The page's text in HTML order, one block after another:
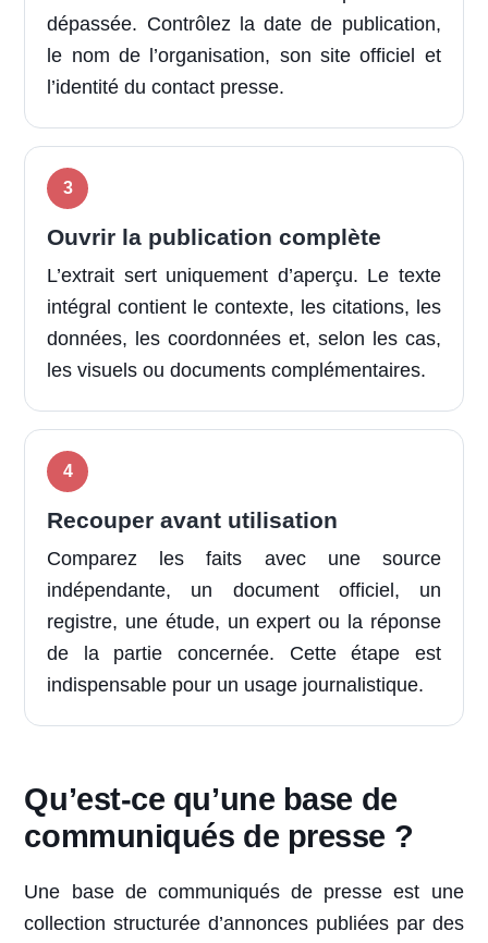
dépassée. Contrôlez la date de publication,
le nom de l’organisation, son site officiel et
l’identité du contact presse.
Ouvrir la publication complète
L’extrait sert uniquement d’aperçu. Le texte
intégral contient le contexte, les citations, les
données, les coordonnées et, selon les cas,
les visuels ou documents complémentaires.
Recouper avant utilisation
Comparez les faits avec une source
indépendante, un document officiel, un
registre, une étude, un expert ou la réponse
de la partie concernée. Cette étape est
indispensable pour un usage journalistique.
Qu’est-ce qu’une base de
communiqués de presse ?
Une base de communiqués de presse est une
collection structurée d’annonces publiées par des